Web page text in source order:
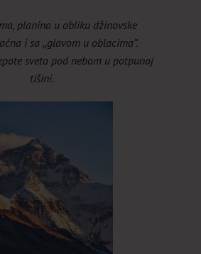
planina u obliku džinovske
i sa ,,glavom u oblacima”.
sveta pod nebom u potpunoj
tišini.